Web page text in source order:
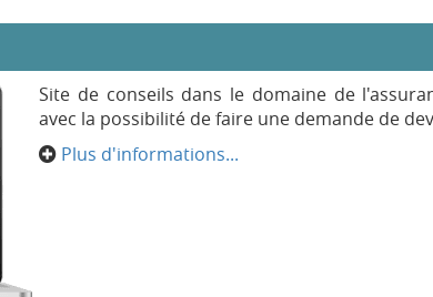
Site de conseils dans le domaine de
avec la possibilité de faire une demande de
Plus d'informations...